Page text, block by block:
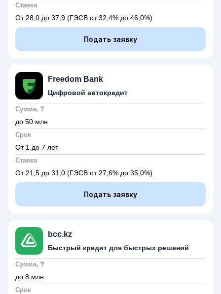
Ставка
От 28,0 до 37,9 (ГЭСВ от 32,4% до 46,0%)
Подать заявку
Freedom Bank
Цифровой автокредит
Сумма, ₸
до 50 млн
Срок
От 1 до 7 лет
Ставка
От 21,5 до 31,0 (ГЭСВ от 27,6% до 35,0%)
Подать заявку
bcc.kz
Быстрый кредит для быстрых решений
Сумма, ₸
до 8 млн
Срок